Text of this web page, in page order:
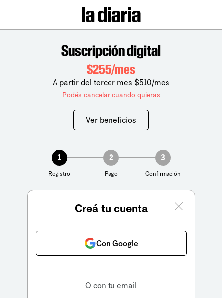
Suscripción digital
$255/mes
A partir del tercer mes $510/mes
Podés cancelar cuando quieras
Ver beneficios
1
Registro
2
Pago
3
Confirmación
Creá tu cuenta
Con Google
O con tu email